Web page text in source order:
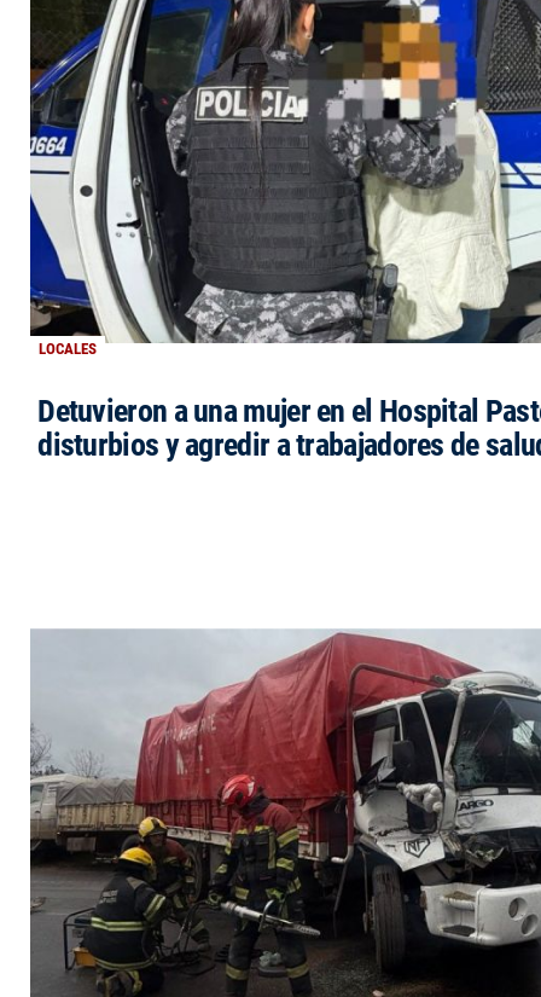
LOCALES
Detuvieron a una mujer en el Hospital
disturbios y agredir a trabajadores de